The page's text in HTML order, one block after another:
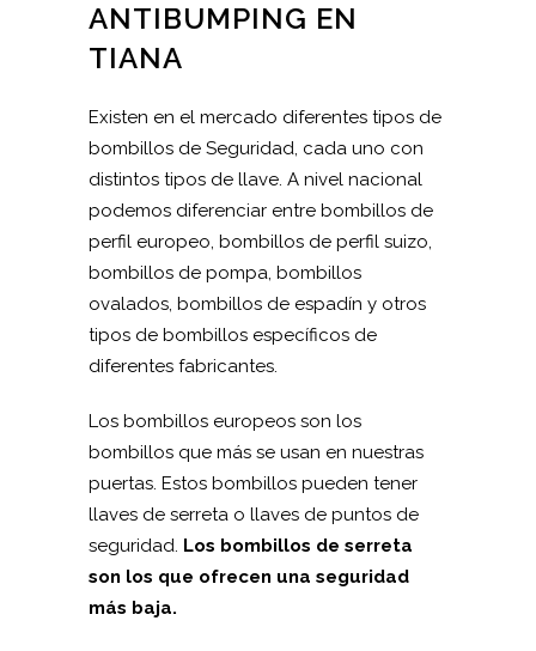
ANTIBUMPING EN
TIANA
Existen en el mercado diferentes tipos de
bombillos de Seguridad, cada uno con
distintos tipos de llave. A nivel nacional
podemos diferenciar entre bombillos de
perfil europeo, bombillos de perfil suizo,
bombillos de pompa, bombillos
ovalados, bombillos de espadín y otros
tipos de bombillos específicos de
diferentes fabricantes.
Los bombillos europeos son los
bombillos que más se usan en nuestras
puertas. Estos bombillos pueden tener
llaves de serreta o llaves de puntos de
seguridad. Los bombillos de serreta
son los que ofrecen una seguridad
más baja.